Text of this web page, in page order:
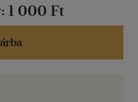
1 000 Ft